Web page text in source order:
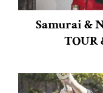
Samurai &
TOUR